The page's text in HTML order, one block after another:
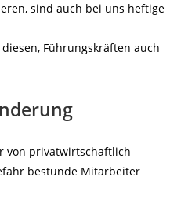
sind auch bei uns heftige
Führungskräften auch
von privatwirtschaftlich
bestünde Mitarbeiter